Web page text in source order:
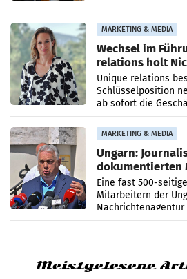
MARKETING & MEDIA
Wechsel im
relations holt
Geschäftsleitung
Unique relations
Schlüsselposition
ab sofort die
PR-Agentur an der
Anna Kalina-Mahr.
MARKETING & MEDIA
Ungarn:
dokumentierten
Zensur
Eine fast 500-
Mitarbeitern der
Nachrichtenagentur
systematische
Meistgelesene